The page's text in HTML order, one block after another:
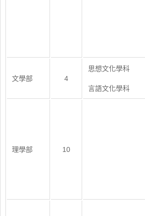
文學部 4
思想文化學科
言語文化學科
理學部 10